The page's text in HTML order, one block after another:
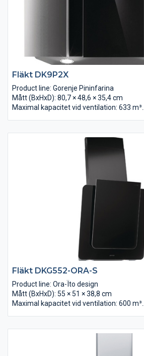
Fläkt DK9P2X
Product line: Gorenje Pininfarina
Mått (BxHxD): 80,7 × 48,6 × 35,4 cm
Maximal kapacitet vid ventilation: 633 m³/t
Fläkt DKG552-ORA-S
Product line: Ora-Ïto design
Mått (BxHxD): 55 × 51 × 38,8 cm
Maximal kapacitet vid ventilation: 600 m³/t